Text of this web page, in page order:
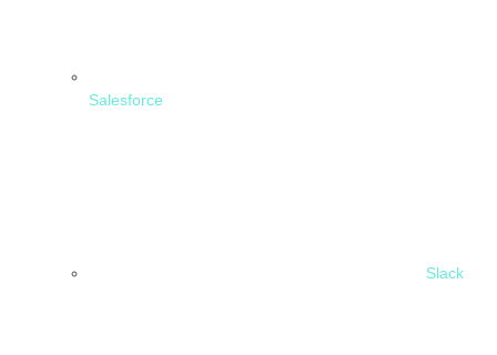
Salesforce
Slack